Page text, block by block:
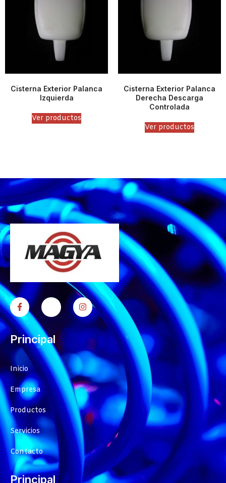
Cisterna Exterior Palanca
Izquierda
Ver productos
Cisterna Exterior Palanca
Derecha Descarga
Controlada
Ver productos
Principal
Inicio
Empresa
Productos
Servicios
Contacto
Principal